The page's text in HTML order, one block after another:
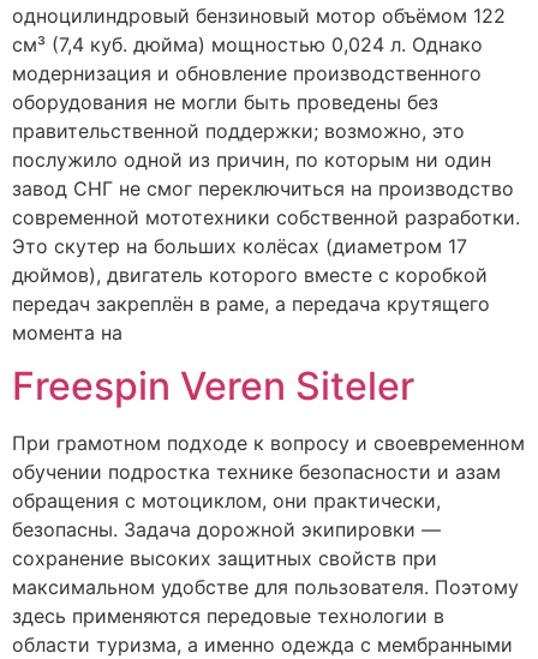
одноцилиндровый бензиновый мотор объёмом 122
см³ (7,4 куб. дюйма) мощностью 0,024 л. Однако
модернизация и обновление производственного
оборудования не могли быть проведены без
правительственной поддержки; возможно, это
послужило одной из причин, по которым ни один
завод СНГ не смог переключиться на производство
современной мототехники собственной разработки.
Это скутер на больших колёсах (диаметром 17
дюймов), двигатель которого вместе с коробкой
передач закреплён в раме, а передача крутящего
момента на
Freespin Veren Siteler
При грамотном подходе к вопросу и своевременном
обучении подростка технике безопасности и азам
обращения с мотоциклом, они практически,
безопасны. Задача дорожной экипировки —
сохранение высоких защитных свойств при
максимальном удобстве для пользователя. Поэтому
здесь применяются передовые технологии в
области туризма, а именно одежда с мембранными